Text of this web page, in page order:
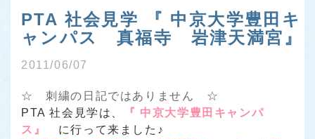
PTA 社会見学 『 中京大学豊田キ
ャンパス 真福寺 岩津天満宮』
2011/06/07
☆ 刺繍の日記ではありません ☆
PTA 社会見学は、
『 中京大学豊田キャンパ
ス』
に行って来ました♪